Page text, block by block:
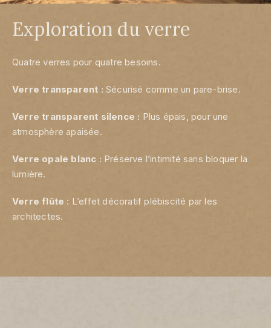
Exploration du verre
Quatre verres pour quatre besoins.
Verre transparent : Sécurisé comme un pare-brise.
Verre transparent silence : Plus épais, pour une
atmosphère apaisée.
Verre opale blanc : Préserve l’intimité sans bloquer la
lumière.
Verre flûte : L’effet décoratif plébiscité par les
architectes.